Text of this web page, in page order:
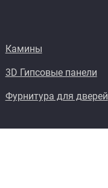
Камины
3D Гипсовые панели
Фурнитура для дверей